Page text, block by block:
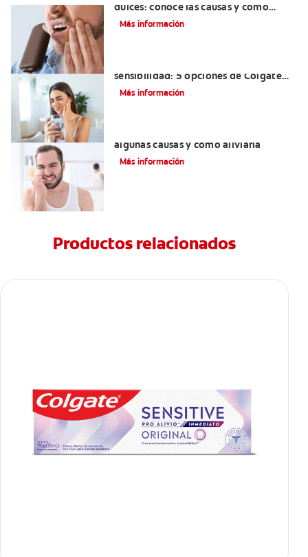
dulces: conoce las causas y cómo
puedes prevenirlo
Más información
sensibilidad: 5 opciones de Colgate
para ti
Más información
algunas causas y cómo aliviarla
Más información
Productos relacionados